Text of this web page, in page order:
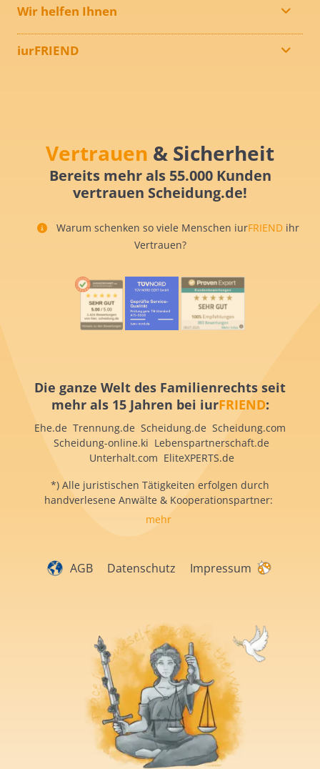
Wir helfen Ihnen
iurFRIEND
Vertrauen & Sicherheit
Bereits mehr als 55.000 Kunden
vertrauen Scheidung.de!
Warum schenken so viele Menschen iurFRIEND ihr
Vertrauen?
Die ganze Welt des Familienrechts seit
mehr als 15 Jahren bei iurFRIEND:
Ehe.de Trennung.de Scheidung.de Scheidung.com
Scheidung-online.ki Lebenspartnerschaft.de
Unterhalt.com EliteXPERTS.de
*) Alle juristischen Tätigkeiten erfolgen durch
handverlesene Anwälte & Kooperationspartner:
mehr
AGB Datenschutz Impressum